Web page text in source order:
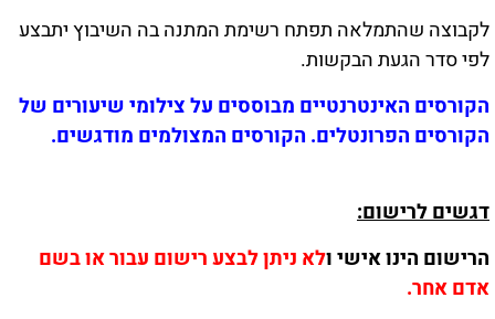
לקבוצה שהתמלאה תפתח רשימת המתנה בה השיבוץ יתבצע
לפי סדר הגעת הבקשות.
הקורסים האינטרנטיים מבוססים על צילומי שיעורים של
הקורסים הפרונטלים. הקורסים המצולמים מודגשים.
דגשים לרישום:
הרישום הינו אישי ולא ניתן לבצע רישום עבור או בשם
אדם אחר.